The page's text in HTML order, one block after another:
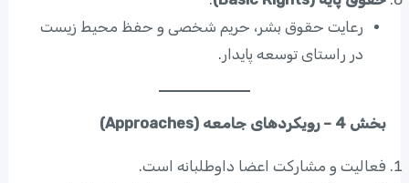
رعایت حقوق بشر، حریم شخصی و حفظ محیط زیست
در راستای توسعه پایدار.
بخش 4 – رویکردهای جامعه (Approaches)
فعالیت و مشارکت اعضا داوطلبانه است.